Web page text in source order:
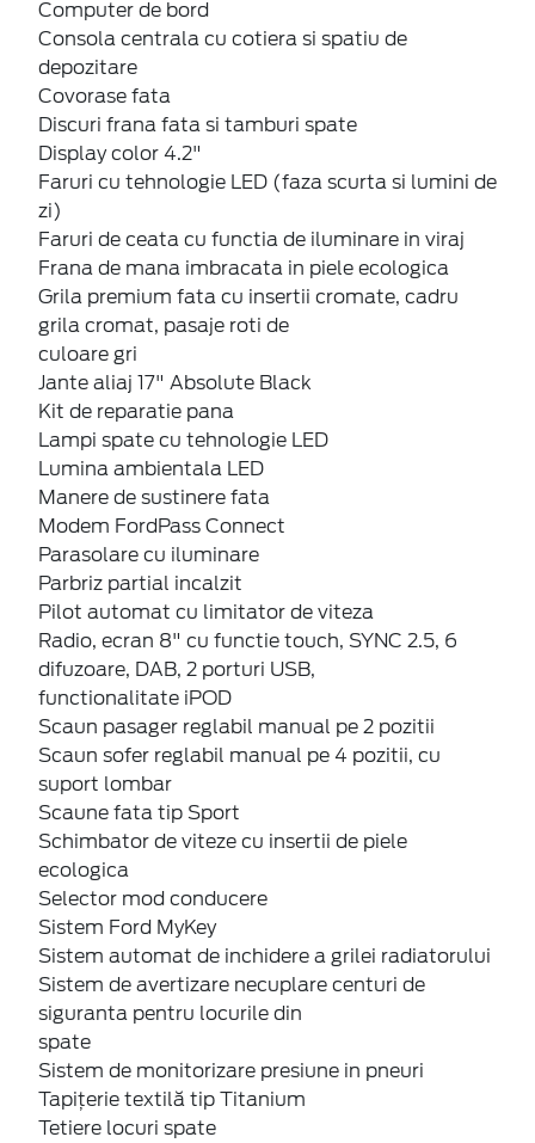
Computer de bord
Consola centrala cu cotiera si spatiu de
depozitare
Covorase fata
Discuri frana fata si tamburi spate
Display color 4.2"
Faruri cu tehnologie LED (faza scurta si lumini de
zi)
Faruri de ceata cu functia de iluminare in viraj
Frana de mana imbracata in piele ecologica
Grila premium fata cu insertii cromate, cadru
grila cromat, pasaje roti de
culoare gri
Jante aliaj 17" Absolute Black
Kit de reparatie pana
Lampi spate cu tehnologie LED
Lumina ambientala LED
Manere de sustinere fata
Modem FordPass Connect
Parasolare cu iluminare
Parbriz partial incalzit
Pilot automat cu limitator de viteza
Radio, ecran 8" cu functie touch, SYNC 2.5, 6
difuzoare, DAB, 2 porturi USB,
functionalitate iPOD
Scaun pasager reglabil manual pe 2 pozitii
Scaun sofer reglabil manual pe 4 pozitii, cu
suport lombar
Scaune fata tip Sport
Schimbator de viteze cu insertii de piele
ecologica
Selector mod conducere
Sistem Ford MyKey
Sistem automat de inchidere a grilei radiatorului
Sistem de avertizare necuplare centuri de
siguranta pentru locurile din
spate
Sistem de monitorizare presiune in pneuri
Tapițerie textilă tip Titanium
Tetiere locuri spate